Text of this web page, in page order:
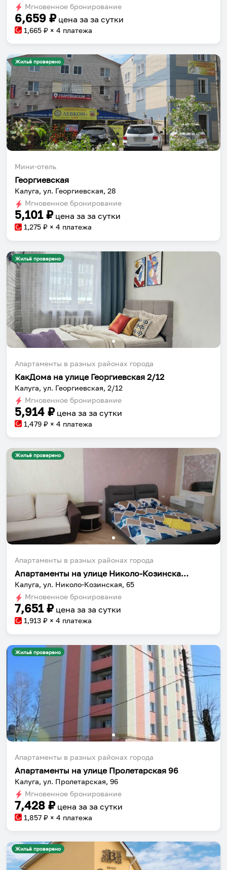
changing
dates.
changing
dates.
Мгновенное бронирование
6,659 ₽ цена за за сутки
1,665 ₽ × 4 платежа
Жильё проверено
Мини-отель
Георгиевская
Калуга, ул. Георгиевская, 28
Мгновенное бронирование
5,101₽ цена за за сутки
1,275 ₽ × 4 платежа
Жильё проверено
Апартаменты в разных районах города
КакДома на улице Георгиевская 2/12
Калуга, ул. Георгиевская, 2/12
Мгновенное бронирование
5,914 ₽ цена за за сутки
1,479 ₽ × 4 платежа
Жильё проверено
Апартаменты в разных районах города
Апартаменты на улице Николо-Козинская 65
Калуга, ул. Николо-Козинская, 65
Мгновенное бронирование
7,651₽ цена за за сутки
1,913 ₽ × 4 платежа
Жильё проверено
Апартаменты в разных районах города
Апартаменты на улице Пролетарская 96
Калуга, ул. Пролетарская, 96
Мгновенное бронирование
7,428 ₽ цена за за сутки
1,857 ₽ × 4 платежа
Жильё проверено